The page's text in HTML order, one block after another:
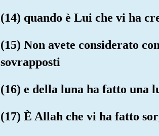
(14) quando è Lui che vi ha
(15) Non avete considerato
sovrapposti
(16) e della luna ha fatto una
(17) È Allah che vi ha fatto